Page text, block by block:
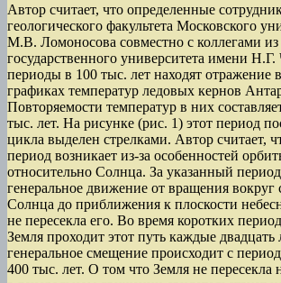
Автор считает, что определенные
геологического факультета Московского
М.В. Ломоносова совместно с коллегами из
государственного университета имени
периоды в 100 тыс. лет находят отражение
графиках температур ледовых кернов
Повторяемости температур в них
тыс. лет. На рисунке (рис. 1) этот период
цикла выделен стрелками. Автор считает,
период возникает из-за особенностей
относительно Солнца. За указанный
генеральное движение от вращения вокруг
Солнца до приближения к плоскости
не пересекла его. Во время коротких
Земля проходит этот путь каждые двадцать
генеральное смещение происходит с
400 тыс. лет. О том что Земля не пересекла